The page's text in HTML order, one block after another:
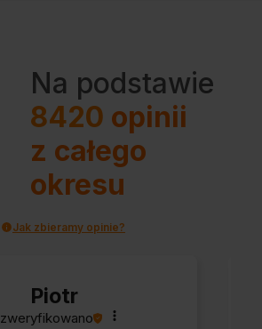
Na podstawie
8420 opinii
z całego
okresu
Jak zbieramy opinie?
Piotr
zweryfikowano